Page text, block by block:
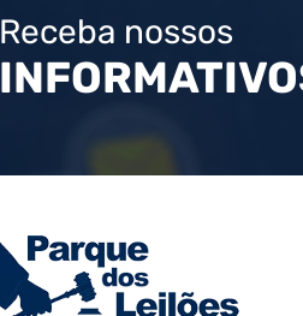
Receba nossos